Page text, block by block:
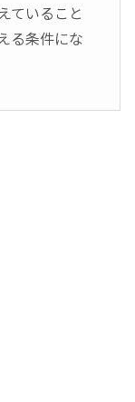
ていること
る条件にな